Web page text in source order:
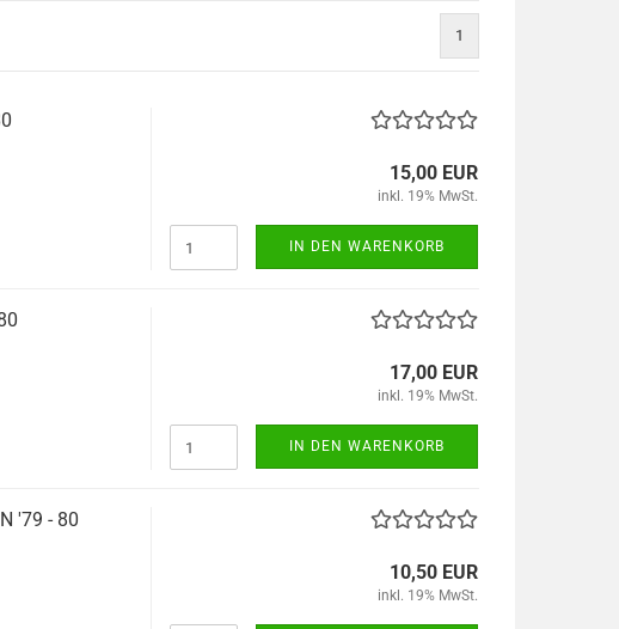
1
15,00 EUR
inkl. 19% MwSt.
IN DEN WARENKORB
17,00 EUR
inkl. 19% MwSt.
IN DEN WARENKORB
'79 - 80
10,50 EUR
inkl. 19% MwSt.